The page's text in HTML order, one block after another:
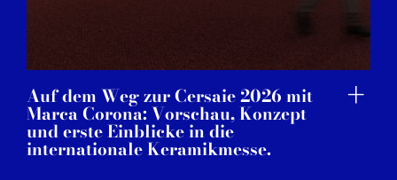
Auf dem Weg zur Cersaie 2026 mit
Marca Corona: Vorschau, Konzept
und erste Einblicke in die
internationale Keramikmesse.